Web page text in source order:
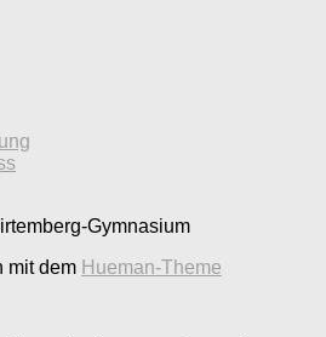
Gymnasium
mit dem Hueman-Theme